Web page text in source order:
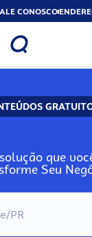
CONOSCO
que
Seu